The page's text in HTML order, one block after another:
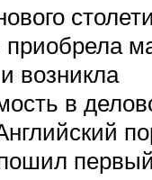
приобрела
возникла
в